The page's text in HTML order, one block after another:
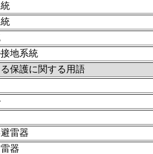
地系統
保護に関する用語
雷器
器